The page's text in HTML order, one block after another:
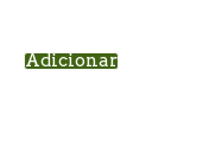
Adicionar